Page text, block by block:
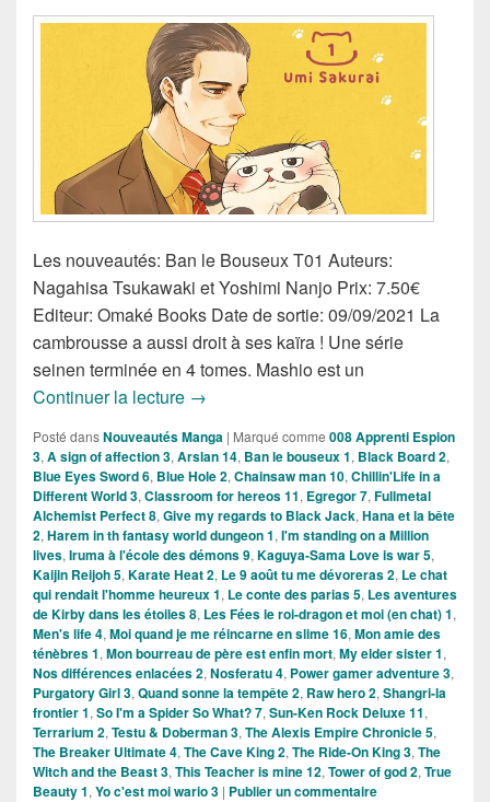
Les nouveautés: Ban le Bouseux T01 Auteurs:
Nagahisa Tsukawaki et Yoshimi Nanjo Prix: 7.50€
Editeur: Omaké Books Date de sortie: 09/09/2021 La
cambrousse a aussi droit à ses kaïra ! Une série
seinen terminée en 4 tomes. Mashio est un
Continuer la lecture Nouveautés Mangas de la semaine
→
Posté dansNouveautés Manga | Marqué comme 008 Apprenti Espion
3, A sign of affection 3, Arslan 14, Ban le bouseux 1, Black Board 2,
Blue Eyes Sword 6, Blue Hole 2, Chainsaw man 10, Chillin'Life in a
Different World 3, Classroom for hereos 11, Egregor 7, Fullmetal
Alchemist Perfect 8, Give my regards to Black Jack, Hana et la bête
2, Harem in th fantasy world dungeon 1, I'm standing on a Million
lives, Iruma à l'école des démons 9, Kaguya-Sama Love is war 5,
Kaijin Reijoh 5, Karate Heat 2, Le 9 août tu me dévoreras 2, Le chat
qui rendait l'homme heureux 1, Le conte des parias 5, Les aventures
de Kirby dans les étoiles 8, Les Fées le roi-dragon et moi (en chat) 1,
Men's life 4, Moi quand je me réincarne en slime 16, Mon amie des
ténèbres 1, Mon bourreau de père est enfin mort, My elder sister 1,
Nos différences enlacées 2, Nosferatu 4, Power gamer adventure 3,
Purgatory Girl 3, Quand sonne la tempête 2, Raw hero 2, Shangri-la
frontier 1, So I'm a Spider So What? 7, Sun-Ken Rock Deluxe 11,
Terrarium 2, Testu & Doberman 3, The Alexis Empire Chronicle 5,
The Breaker Ultimate 4, The Cave King 2, The Ride-On King 3, The
Witch and the Beast 3, This Teacher is mine 12, Tower of god 2, True
Beauty 1, Yo c'est moi wario 3 | Publier un commentaire